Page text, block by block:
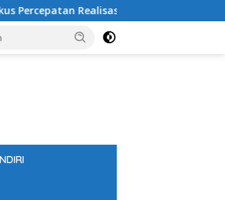
Realisasi Program